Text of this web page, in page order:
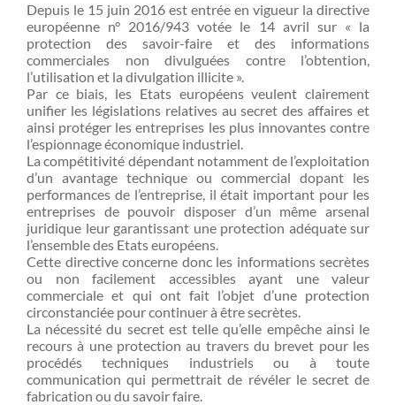
Depuis le 15 juin 2016 est entrée en vigueur la directive
européenne n° 2016/943 votée le 14 avril sur « la
protection des savoir-faire et des informations
commerciales non divulguées contre l’obtention,
l’utilisation et la divulgation illicite ».
Par ce biais, les Etats européens veulent clairement
unifier les législations relatives au secret des affaires et
ainsi protéger les entreprises les plus innovantes contre
l’espionnage économique industriel.
La compétitivité dépendant notamment de l’exploitation
d’un avantage technique ou commercial dopant les
performances de l’entreprise, il était important pour les
entreprises de pouvoir disposer d’un même arsenal
juridique leur garantissant une protection adéquate sur
l’ensemble des Etats européens.
Cette directive concerne donc les informations secrètes
ou non facilement accessibles ayant une valeur
commerciale et qui ont fait l’objet d’une protection
circonstanciée pour continuer à être secrètes.
La nécessité du secret est telle qu’elle empêche ainsi le
recours à une protection au travers du brevet pour les
procédés techniques industriels ou à toute
communication qui permettrait de révéler le secret de
fabrication ou du savoir faire.